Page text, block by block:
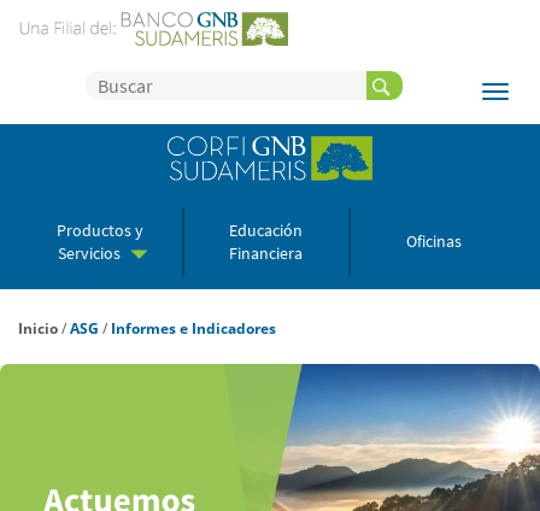
Productos y
Servicios
Educación
Financiera
Oficinas
Inicio/ASG / Informes e Indicadores